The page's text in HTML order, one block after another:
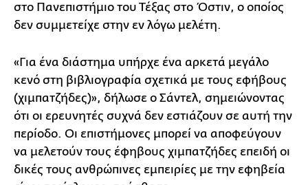
στο Πανεπιστήμιο του Τέξας στο Όστιν, ο οποίος
δεν συμμετείχε στην εν λόγω μελέτη.
«Για ένα διάστημα υπήρχε ένα αρκετά μεγάλο
κενό στη βιβλιογραφία σχετικά με τους εφήβους
(χιμπατζήδες)», δήλωσε ο Σάντελ, σημειώνοντας
ότι οι ερευνητές συχνά δεν εστιάζουν σε αυτή την
περίοδο. Οι επιστήμονες μπορεί να αποφεύγουν
να μελετούν τους έφηβους χιμπατζήδες επειδή οι
δικές τους ανθρώπινες εμπειρίες με την εφηβεία